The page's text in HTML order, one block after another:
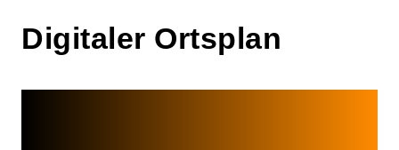
Digitaler Ortsplan